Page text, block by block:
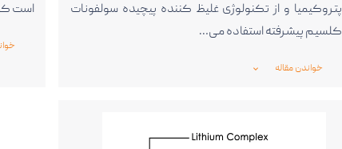
پتروکیمیا و از تکنولوژی غلیظ کننده پیچیده سولفونات
کلسیم پیشرفته استفاده می…
خواندن مقاله _expand_more_
است